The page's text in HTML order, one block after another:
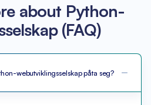
about Python-
(FAQ)
webutviklingsselskap påta seg?